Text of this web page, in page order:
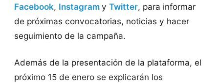
Facebook, Instagramy Twitter, para informar
de próximas convocatorias, noticias y hacer
seguimiento de la campaña.
Además de la presentación de la plataforma, el
próximo 15 de enero se explicarán los